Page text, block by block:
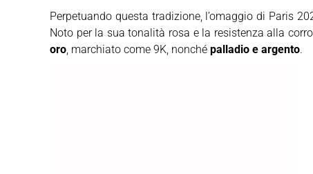
Perpetuando questa tradizione, l’omaggio di Paris
Noto per la sua tonalità rosa e la resistenza alla
oro, marchiato come 9K, nonché palladio e argento.